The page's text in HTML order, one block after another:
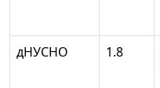
дНУСНО 1.8